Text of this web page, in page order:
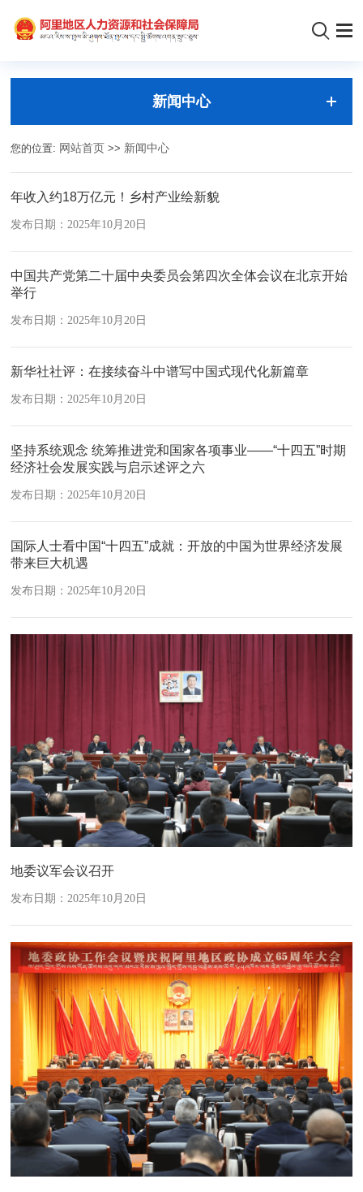
新闻中心
您的位置: 网站首页 >> 新闻中心
年收入约18万亿元！乡村产业绘新貌
发布日期：2025年10月20日
中国共产党第二十届中央委员会第四次全体会议在北京开始
举行
发布日期：2025年10月20日
新华社社评：在接续奋斗中谱写中国式现代化新篇章
发布日期：2025年10月20日
坚持系统观念 统筹推进党和国家各项事业——“十四五”时期
经济社会发展实践与启示述评之六
发布日期：2025年10月20日
国际人士看中国“十四五”成就：开放的中国为世界经济发展
带来巨大机遇
发布日期：2025年10月20日
地委议军会议召开
发布日期：2025年10月20日